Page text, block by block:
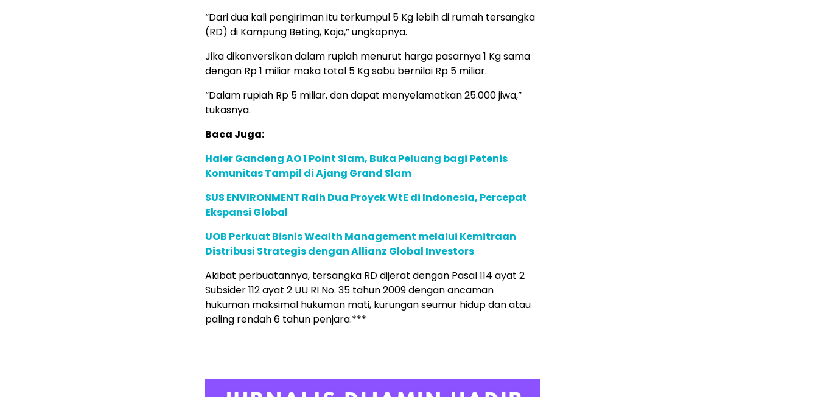
“Dari dua kali pengiriman itu terkumpul 5 Kg lebih di rumah tersangka
(RD) di Kampung Beting, Koja,” ungkapnya.
Jika dikonversikan dalam rupiah menurut harga pasarnya 1 Kg sama
dengan Rp 1 miliar maka total 5 Kg sabu bernilai Rp 5 miliar.
“Dalam rupiah Rp 5 miliar, dan dapat menyelamatkan 25.000 jiwa,”
tukasnya.
Baca Juga:
Haier Gandeng AO 1 Point Slam, Buka Peluang bagi Petenis
Komunitas Tampil di Ajang Grand Slam
SUS ENVIRONMENT Raih Dua Proyek WtE di Indonesia, Percepat
Ekspansi Global
UOB Perkuat Bisnis Wealth Management melalui Kemitraan
Distribusi Strategis dengan Allianz Global Investors
Akibat perbuatannya, tersangka RD dijerat dengan Pasal 114 ayat 2
Subsider 112 ayat 2 UU RI No. 35 tahun 2009 dengan ancaman
hukuman maksimal hukuman mati, kurungan seumur hidup dan atau
paling rendah 6 tahun penjara.***